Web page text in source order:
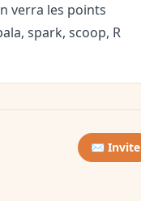
verra les points
spark, scoop, R
✉️ Invite